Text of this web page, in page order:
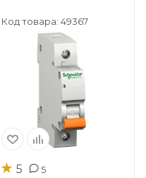
Код товара: 49367
★ 5 5